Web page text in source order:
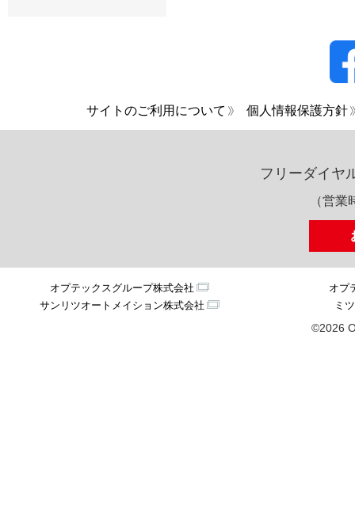
サイトのご利用について 個人情報保護方針
フリーダイヤ
（営
オプテックスグループ株式会社
オプ
サンリツオートメイション株式会社
ミ
©2026